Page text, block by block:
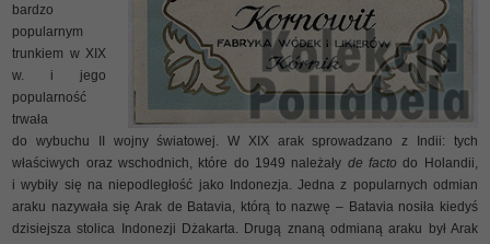
bardzo
popularnym
trunkiem w XIX
w. i jego
popularność
trwała
do wybuchu II wojny światowej. W XIX arak sprowadzano z Indii: tych
właściwych oraz wschodnich, które do 1949 należały de facto do Holandii,
i wybiły się na niepodległość jako Indonezja. Jedna z popularnych odmian
araku nazywała się Arak de Batavia, którą to nazwę – Batavia nosiła kiedyś
dzisiejsza stolica Indonezji Dżakarta. Drugą znaną odmianą araku był Arak